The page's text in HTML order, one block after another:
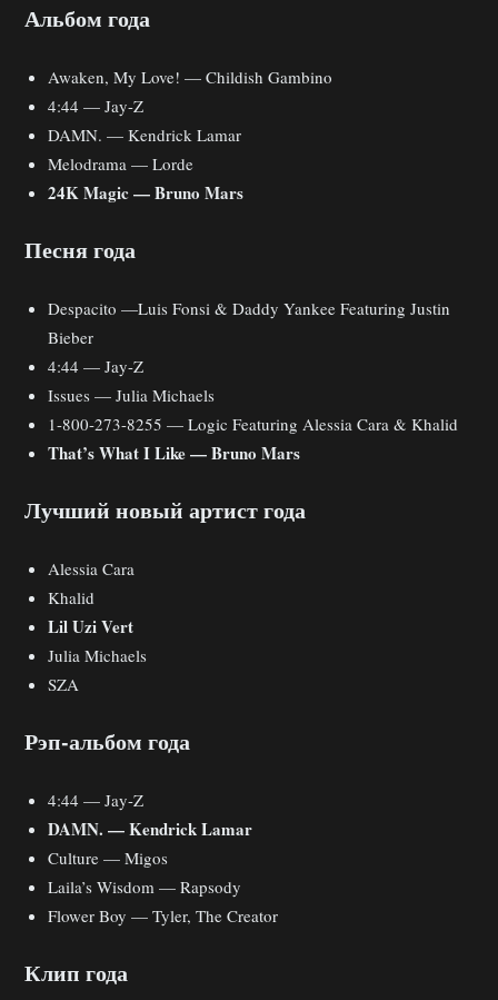
Альбом года
Awaken, My Love! — Childish Gambino
4:44 — Jay-Z
DAMN. — Kendrick Lamar
Melodrama — Lorde
24K Magic — Bruno Mars
Песня года
Despacito —Luis Fonsi & Daddy Yankee Featuring Justin
Bieber
4:44 — Jay-Z
Issues — Julia Michaels
1-800-273-8255 — Logic Featuring Alessia Cara & Khalid
That’s What I Like — Bruno Mars
Лучший новый артист года
Alessia Cara
Khalid
Lil Uzi Vert
Julia Michaels
SZA
Рэп-альбом года
4:44 — Jay-Z
DAMN. — Kendrick Lamar
Culture — Migos
Laila’s Wisdom — Rapsody
Flower Boy — Tyler, The Creator
Клип года